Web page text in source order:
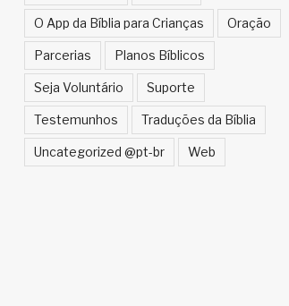
O App da Bíblia para Crianças Oração
Parcerias Planos Bíblicos
Seja Voluntário Suporte
Testemunhos Traduções da Bíblia
Uncategorized @pt-br Web